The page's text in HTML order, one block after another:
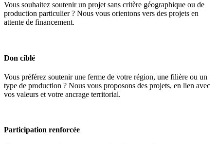
Vous souhaitez soutenir un projet sans critère géographique ou de
production particulier ? Nous vous orientons vers des projets en
attente de financement.
Don ciblé
Vous préférez soutenir une ferme de votre région, une filière ou un
type de production ? Nous vous proposons des projets, en lien avec
vos valeurs et votre ancrage territorial.
Participation renforcée